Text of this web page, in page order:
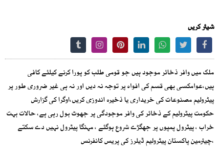
شیئر کریں
ملک میں وافر ذخائر موجود ہیں جو قومی طلب کو پورا کرنے کیلئے کافی
ہیں،عوامکسی بھی قسم کی افواہ پر توجہ نہ دیں اور نہ ہی غیر ضروری طور پر
پیٹرولیم مصنوعات کی خریداری یا ذخیرہ اندوزی کریں،اوگرا کی گزارش
حکومت پیٹرولیم کے ذخائر کی وافر موجودگی پر جھوٹ بول رہی ہے، حالات بہت
خراب ، پیٹرول پمپوں پر جھگڑے شروع ہوگئے ، مہنگا پیٹرول نہیں دے سکتے
،چیئرمین پاکستان پیٹرولیم ڈیلرز کی پریس کانفرنس